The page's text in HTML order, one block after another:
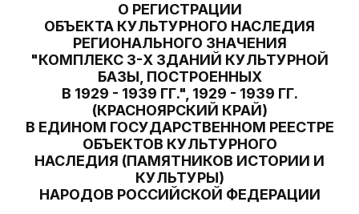
О РЕГИСТРАЦИИ
ОБЪЕКТА КУЛЬТУРНОГО НАСЛЕДИЯ
РЕГИОНАЛЬНОГО ЗНАЧЕНИЯ
"КОМПЛЕКС 3-Х ЗДАНИЙ КУЛЬТУРНОЙ
БАЗЫ, ПОСТРОЕННЫХ
В 1929 - 1939 ГГ.", 1929 - 1939 ГГ.
(КРАСНОЯРСКИЙ КРАЙ)
В ЕДИНОМ ГОСУДАРСТВЕННОМ РЕЕСТРЕ
ОБЪЕКТОВ КУЛЬТУРНОГО
НАСЛЕДИЯ (ПАМЯТНИКОВ ИСТОРИИ И
КУЛЬТУРЫ)
НАРОДОВ РОССИЙСКОЙ ФЕДЕРАЦИИ